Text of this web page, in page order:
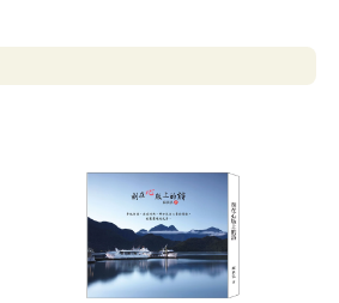
沸騰的理由，單單只知其一是不全面
同的問題，不同的「惑」。《再思創
充斥，真假難分的世代。只從一個角度
如瞎子摸象，不能認識實存的全面真
供資訊，更鼓勵讀者反思生活背後的意
步，導致對非物質、抽象感受的探討，
恆的渴望，以及人心的貪婪與滿足。作